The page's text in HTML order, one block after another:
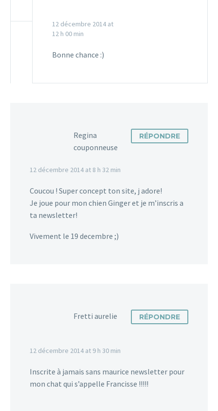
12 décembre 2014 at
12 h 00 min
Bonne chance :)
Regina
couponneuse
12 décembre 2014 at 8 h 32 min
RÉPONDRE
Coucou ! Super concept ton site, j adore!
Je joue pour mon chien Ginger et je m’inscris a
ta newsletter!
Vivement le 19 decembre ;)
Fretti aurelie
12 décembre 2014 at 9 h 30 min
RÉPONDRE
Inscrite à jamais sans maurice newsletter pour
mon chat qui s’appelle Francisse !!!!!